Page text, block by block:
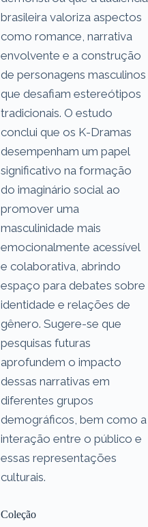
brasileira valoriza aspectos
como romance, narrativa
envolvente e a construção
de personagens masculinos
que desafiam estereótipos
tradicionais. O estudo
conclui que os K-Dramas
desempenham um papel
significativo na formação
do imaginário social ao
promover uma
masculinidade mais
emocionalmente acessível
e colaborativa, abrindo
espaço para debates sobre
identidade e relações de
gênero. Sugere-se que
pesquisas futuras
aprofundem o impacto
dessas narrativas em
diferentes grupos
demográficos, bem como a
interação entre o público e
essas representações
culturais.
Coleção